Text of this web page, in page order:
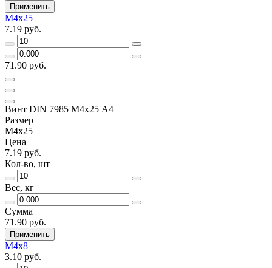
Применить
М4х25
7.19 руб.
71.90 руб.
Винт DIN 7985 М4х25 A4
Размер
М4х25
Цена
7.19 руб.
Кол-во, шт
Вес, кг
Сумма
71.90 руб.
Применить
М4х8
3.10 руб.